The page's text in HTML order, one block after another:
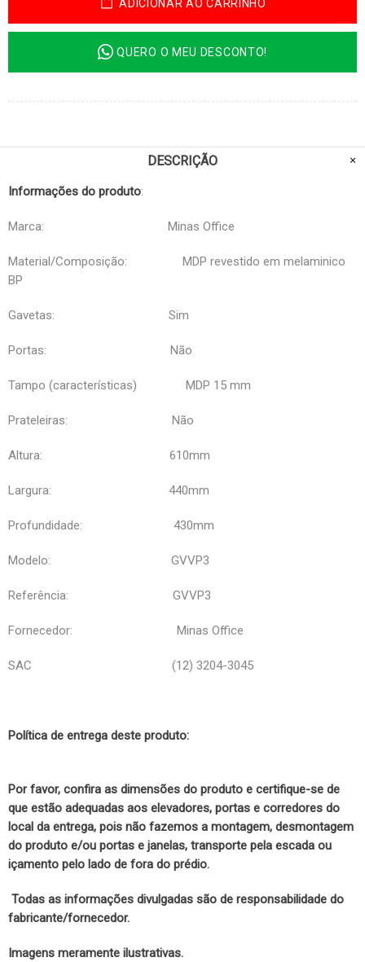
ADICIONAR AO CARRINHO
QUERO O MEU DESCONTO!
DESCRIÇÃO
Informações do produto:
Marca: Minas Office
Material/Composição: MDP revestido em melaminico
BP
Gavetas: Sim
Portas: Não
Tampo (características) MDP 15 mm
Prateleiras: Não
Altura: 610mm
Largura: 440mm
Profundidade: 430mm
Modelo: GVVP3
Referência: GVVP3
Fornecedor: Minas Office
SAC (12) 3204-3045
Política de entrega deste produto:
Por favor, confira as dimensões do produto e certifique-se de
que estão adequadas aos elevadores, portas e corredores do
local da entrega, pois não fazemos a montagem, desmontagem
do produto e/ou portas e janelas, transporte pela escada ou
içamento pelo lado de fora do prédio.
Todas as informações divulgadas são de responsabilidade do
fabricante/fornecedor.
Imagens meramente ilustrativas.